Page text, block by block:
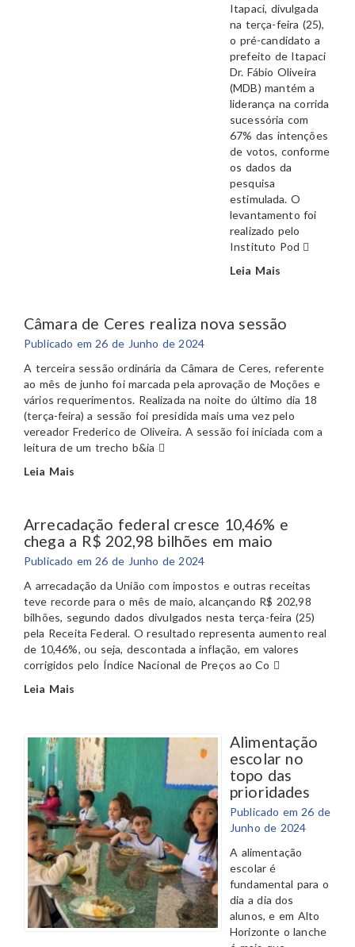
Itapaci, divulgada
na terça-feira (25),
o pré-candidato a
prefeito de Itapaci
Dr. Fábio Oliveira
(MDB) mantém a
liderança na corrida
sucessória com
67% das intenções
de votos, conforme
os dados da
pesquisa
estimulada. O
levantamento foi
realizado pelo
Instituto Pod
Leia Mais
Câmara de Ceres realiza nova sessão
Publicado em 26 de Junho de 2024
A terceira sessão ordinária da Câmara de Ceres, referente
ao mês de junho foi marcada pela aprovação de Moções e
vários requerimentos. Realizada na noite do último dia 18
(terça-feira) a sessão foi presidida mais uma vez pelo
vereador Frederico de Oliveira. A sessão foi iniciada com a
leitura de um trecho b&ia
Leia Mais
Arrecadação federal cresce 10,46% e
chega a R$ 202,98 bilhões em maio
Publicado em 26 de Junho de 2024
A arrecadação da União com impostos e outras receitas
teve recorde para o mês de maio, alcançando R$ 202,98
bilhões, segundo dados divulgados nesta terça-feira (25)
pela Receita Federal. O resultado representa aumento real
de 10,46%, ou seja, descontada a inflação, em valores
corrigidos pelo Índice Nacional de Preços ao Co
Leia Mais
Alimentação
escolar no
topo das
prioridades
Publicado em 26 de
Junho de 2024
A alimentação
escolar é
fundamental para o
dia a dia dos
alunos, e em Alto
Horizonte o lanche